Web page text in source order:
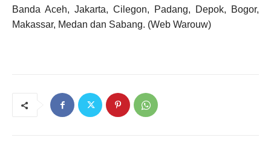
Banda Aceh, Jakarta, Cilegon, Padang, Depok, Bogor,
Makassar, Medan dan Sabang. (Web Warouw)